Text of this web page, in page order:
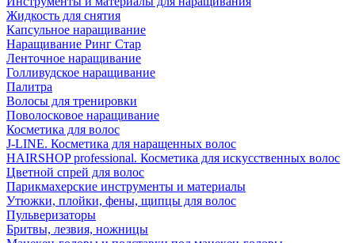
Жидкость для снятия
Капсульное наращивание
Наращивание Ринг Стар
Ленточное наращивание
Голливудское наращивание
Палитра
Волосы для тренировки
Поволосковое наращивание
Косметика для волос
J-LINE. Косметика для наращенных волос
HAIRSHOP professional. Косметика для искусственных волос
Цветной спрей для волос
Парикмахерские инструменты и материалы
Утюжки, плойки, фены, щипцы для волос
Пульверизаторы
Бритвы, лезвия, ножницы